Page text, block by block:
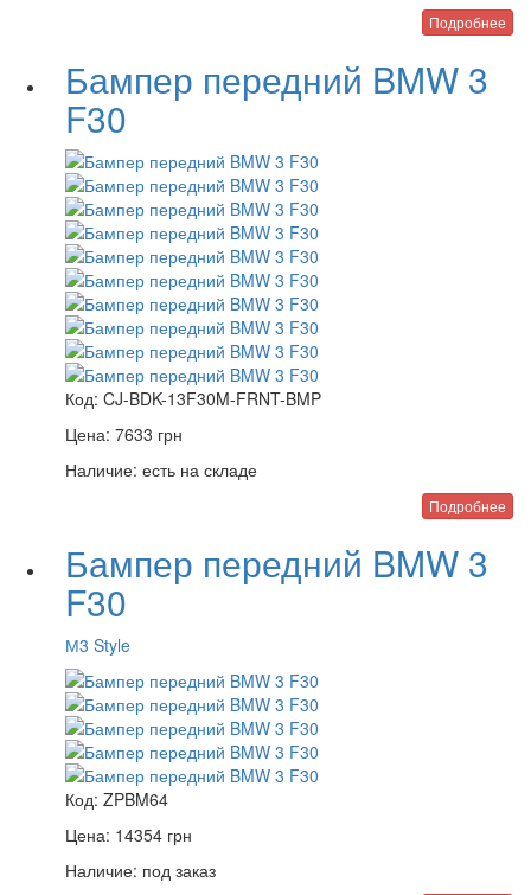
Подробнее
Бампер передний BMW 3
F30
Код: CJ-BDK-13F30M-FRNT-BMP
Цена: 7633 грн
Наличие: есть на складе
Подробнее
Бампер передний BMW 3
F30
М3 Style
Код: ZPBM64
Цена: 14354 грн
Наличие: под заказ